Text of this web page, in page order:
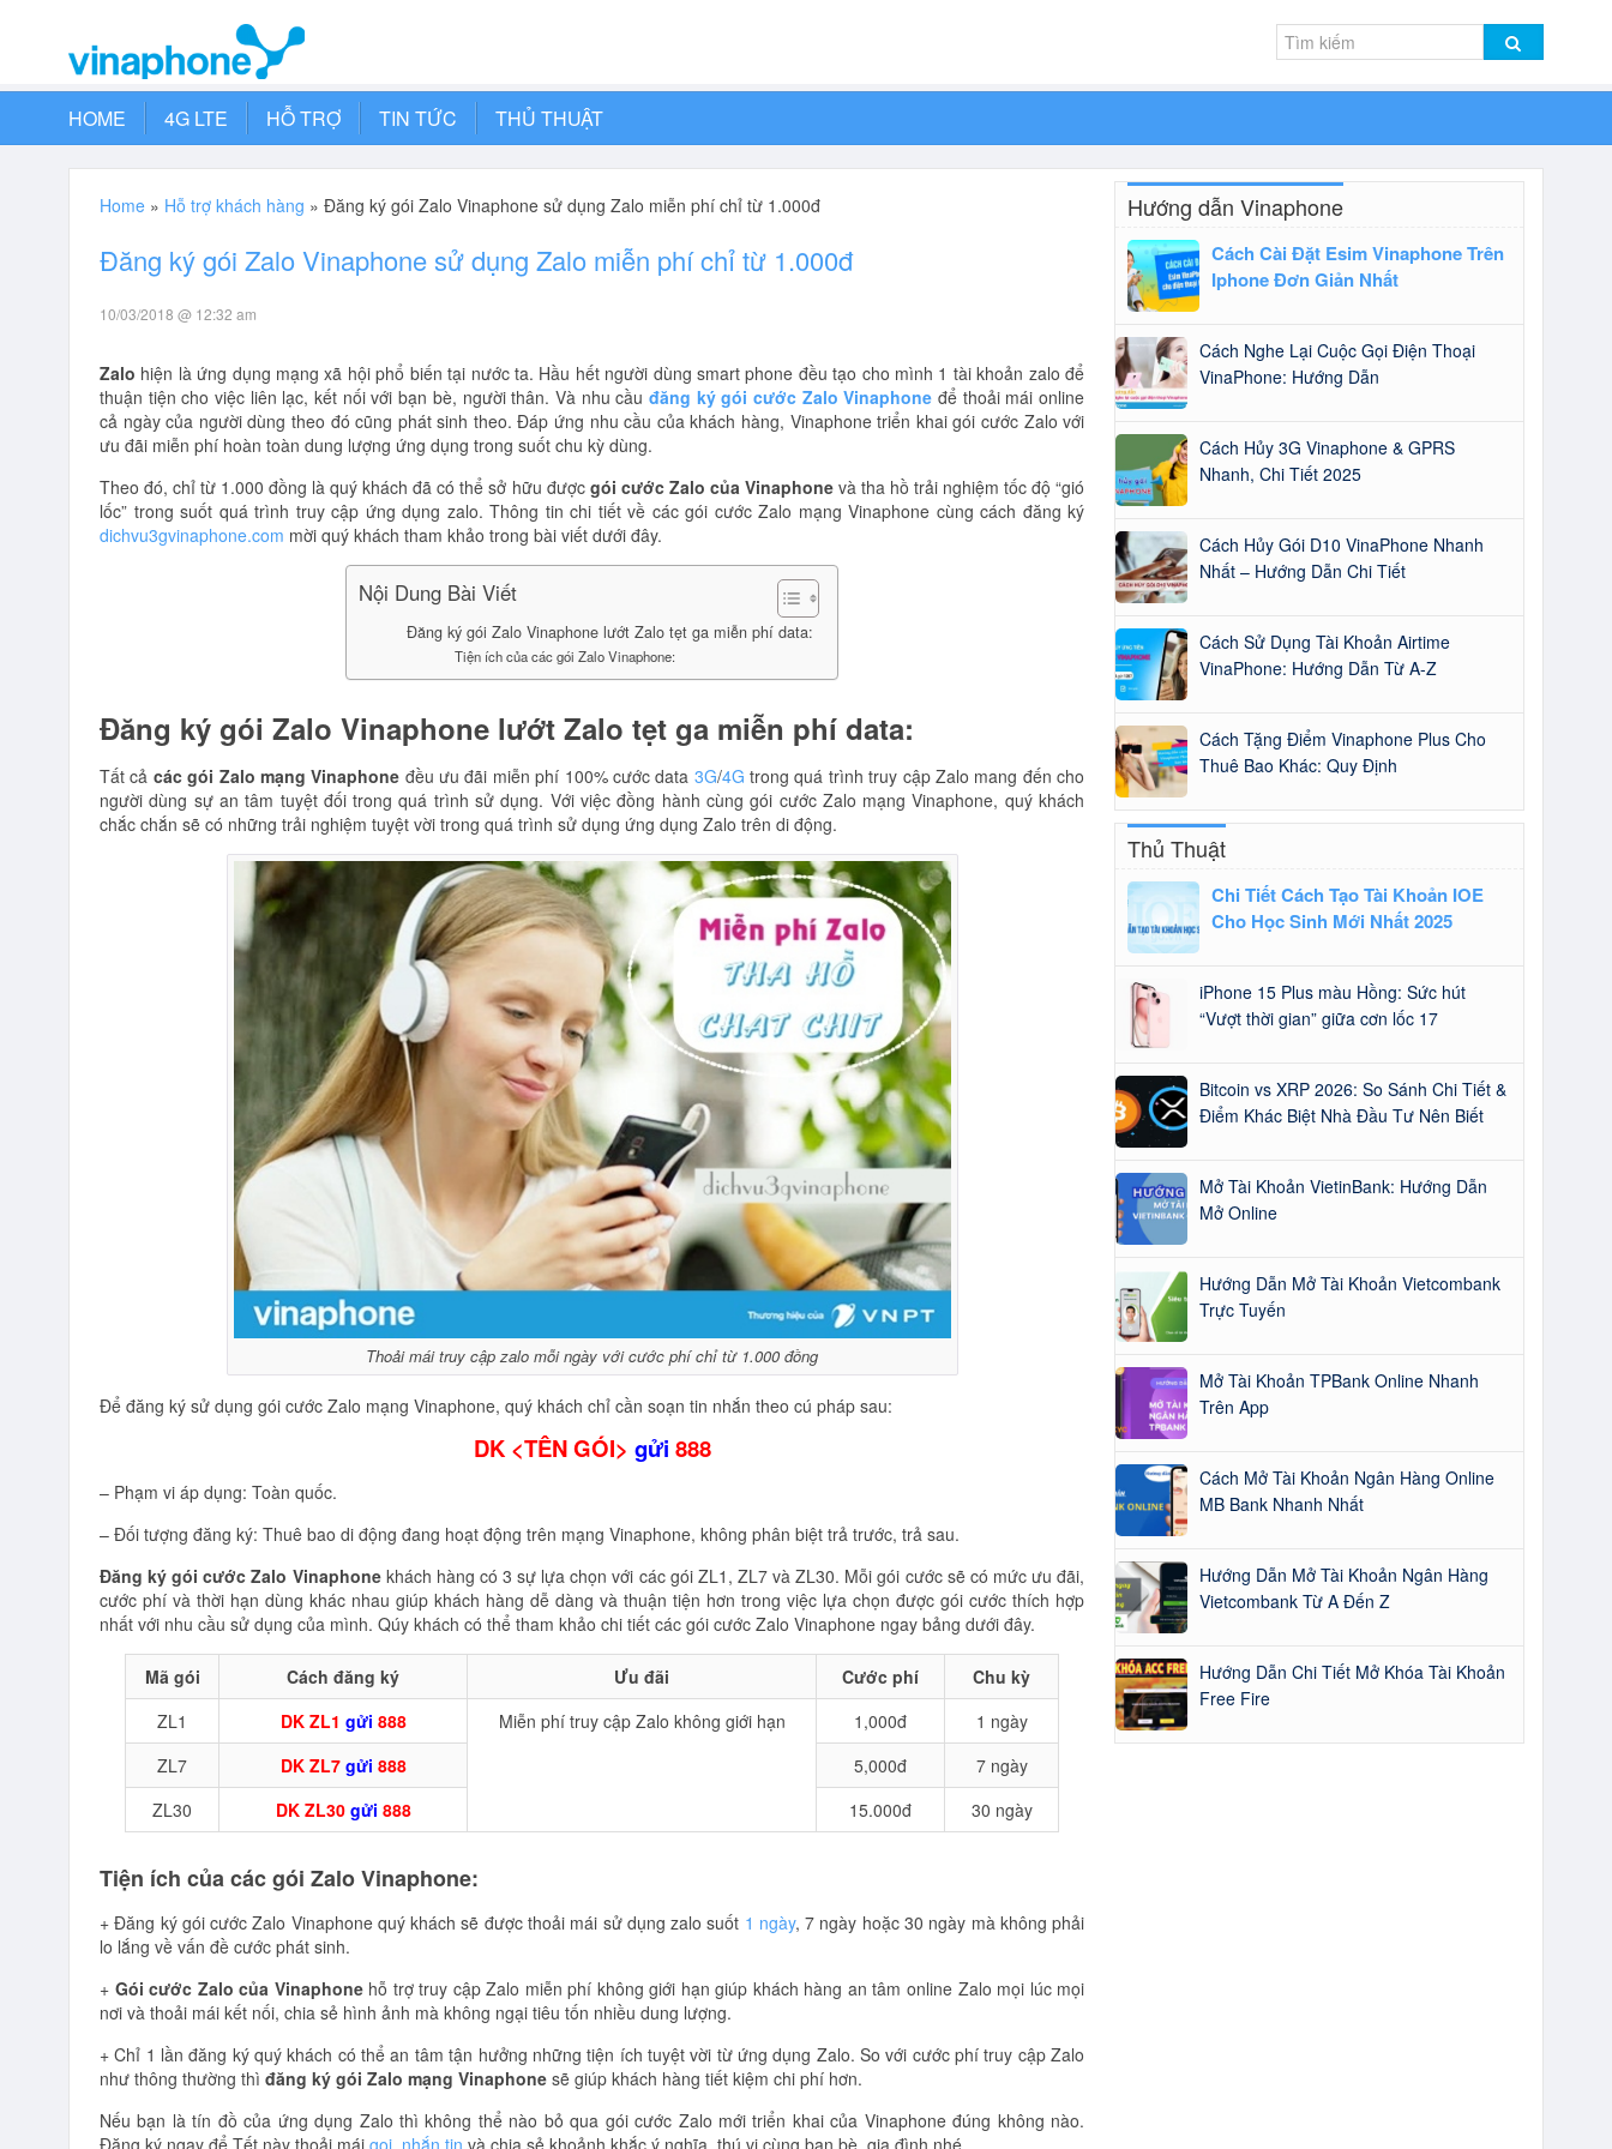
HOME 4G LTE HỖ TRỢ TIN TỨC THỦ THUẬT
Home » Hỗ trợ khách hàng » Đăng ký gói Zalo Vinaphone sử dụng Zalo miễn phí chỉ từ 1.000đ
Đăng ký gói Zalo Vinaphone sử dụng Zalo miễn phí chỉ từ 1.000đ
10/03/2018 @ 12:32 am
Zalo hiện là ứng dụng mạng xã hội phổ biến tại nước ta. Hầu hết người dùng smart phone đều tạo cho mình 1 tài khoản zalo để
thuận tiện cho việc liên lạc, kết nối với bạn bè, người thân. Và nhu cầu đăng ký gói cước Zalo Vinaphone để thoải mái online
cả ngày của người dùng theo đó cũng phát sinh theo. Đáp ứng nhu cầu của khách hàng, Vinaphone triển khai gói cước Zalo với
ưu đãi miễn phí hoàn toàn dung lượng ứng dụng trong suốt chu kỳ dùng.
Theo đó, chỉ từ 1.000 đồng là quý khách đã có thể sở hữu được gói cước Zalo của Vinaphonevà tha hồ trải nghiệm tốc độ “gió
lốc” trong suốt quá trình truy cập ứng dụng zalo. Thông tin chi tiết về các gói cước Zalo mạng Vinaphone cùng cách đăng ký
dichvu3gvinaphone.com mời quý khách tham khảo trong bài viết dưới đây.
Nội Dung Bài Viết
Đăng ký gói Zalo Vinaphone lướt Zalo tẹt ga miễn phí data:
Tiện ích của các gói Zalo Vinaphone:
Đăng ký gói Zalo Vinaphone lướt Zalo tẹt ga miễn phí data:
Tất cả các gói Zalo mạng Vinaphone đều ưu đãi miễn phí 100% cước data 3G/4G trong quá trình truy cập Zalo mang đến cho
người dùng sự an tâm tuyệt đối trong quá trình sử dụng. Với việc đồng hành cùng gói cước Zalo mạng Vinaphone, quý khách
chắc chắn sẽ có những trải nghiệm tuyệt vời trong quá trình sử dụng ứng dụng Zalo trên di động.
Thoải mái truy cập zalo mỗi ngày với cước phí chỉ từ 1.000 đồng
Để đăng ký sử dụng gói cước Zalo mạng Vinaphone, quý khách chỉ cần soạn tin nhắn theo cú pháp sau:
DK <TÊN GÓI> gửi 888
– Phạm vi áp dụng: Toàn quốc.
– Đối tượng đăng ký: Thuê bao di động đang hoạt động trên mạng Vinaphone, không phân biệt trả trước, trả sau.
Đăng ký gói cước Zalo Vinaphonekhách hàng có 3 sự lựa chọn với các gói ZL1, ZL7 và ZL30. Mỗi gói cước sẽ có mức ưu đãi,
cước phí và thời hạn dùng khác nhau giúp khách hàng dễ dàng và thuận tiện hơn trong việc lựa chọn được gói cước thích hợp
nhất với nhu cầu sử dụng của mình. Qúy khách có thể tham khảo chi tiết các gói cước Zalo Vinaphone ngay bảng dưới đây.
Mã gói Cách đăng ký Ưu đãi Cước phí
Chu kỳ
ZL1
DK ZL1 gửi 888 Miễn phí truy cập Zalo không giới hạn 1,000đ
1 ngày
ZL7
DK ZL7 gửi 888 5,000đ
7 ngày
ZL30
DK ZL30 gửi 888 15.000đ 30 ngày
Tiện ích của các gói Zalo Vinaphone:
+ Đăng ký gói cước Zalo Vinaphone quý khách sẽ được thoải mái sử dụng zalo suốt 1 ngày, 7 ngày hoặc 30 ngày mà không phải
lo lắng về vấn đề cước phát sinh.
+ Gói cước Zalo của Vinaphonehỗ trợ truy cập Zalo miễn phí không giới hạn giúp khách hàng an tâm online Zalo mọi lúc mọi
nơi và thoải mái kết nối, chia sẻ hình ảnh mà không ngại tiêu tốn nhiều dung lượng.
+ Chỉ 1 lần đăng ký quý khách có thể an tâm tận hưởng những tiện ích tuyệt vời từ ứng dụng Zalo. So với cước phí truy cập Zalo
như thông thường thì đăng ký gói Zalo mạng Vinaphone sẽ giúp khách hàng tiết kiệm chi phí hơn.
Nếu bạn là tín đồ của ứng dụng Zalo thì không thể nào bỏ qua gói cước Zalo mới triển khai của Vinaphone đúng không nào.
Hướng dẫn Vinaphone
Cách Cài Đặt Esim Vinaphone Trên
Iphone Đơn Giản Nhất
Cách Nghe Lại Cuộc Gọi Điện Thoại
VinaPhone: Hướng Dẫn
Cách Hủy 3G Vinaphone & GPRS
Nhanh, Chi Tiết 2025
Cách Hủy Gói D10 VinaPhone Nhanh
Nhất – Hướng Dẫn Chi Tiết
Cách Sử Dụng Tài Khoản Airtime
VinaPhone: Hướng Dẫn Từ A-Z
Cách Tặng Điểm Vinaphone Plus Cho
Thuê Bao Khác: Quy Định
Thủ Thuật
Chi Tiết Cách Tạo Tài Khoản IOE
Cho Học Sinh Mới Nhất 2025
iPhone 15 Plus màu Hồng: Sức hút
“Vượt thời gian” giữa cơn lốc 17
Bitcoin vs XRP 2026: So Sánh Chi Tiết &
Điểm Khác Biệt Nhà Đầu Tư Nên Biết
Mở Tài Khoản VietinBank: Hướng Dẫn
Mở Online
Hướng Dẫn Mở Tài Khoản Vietcombank
Trực Tuyến
Mở Tài Khoản TPBank Online Nhanh
Trên App
Cách Mở Tài Khoản Ngân Hàng Online
MB Bank Nhanh Nhất
Hướng Dẫn Mở Tài Khoản Ngân Hàng
Vietcombank Từ A Đến Z
Hướng Dẫn Chi Tiết Mở Khóa Tài Khoản
Free Fire